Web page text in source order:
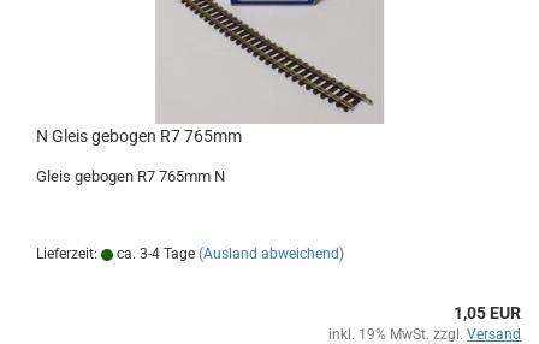
N Gleis gebogen R7 765mm
Gleis gebogen R7 765mm N
Lieferzeit: ca. 3-4 Tage (Ausland abweichend)
1,05 EUR
inkl. 19% MwSt. zzgl. Versand